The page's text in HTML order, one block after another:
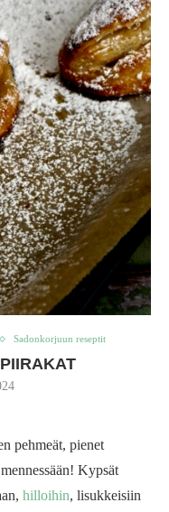
Sadonkorjuun reseptit
pehmeät, pienet
Kypsät
hilloihin, lisukkeisiin